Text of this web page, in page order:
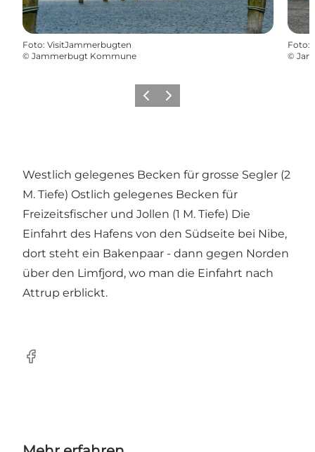
Foto: VisitJammerbugten
© Jammerbugt Kommune
Foto:
©
ZurückWeiter
Westlich gelegenes Becken für grosse Segler (2
M. Tiefe) Ostlich gelegenes Becken für
Freizeitsfischer und Jollen (1 M. Tiefe) Die
Einfahrt des Hafens von den Südseite bei Nibe,
dort steht ein Bakenpaar - dann gegen Norden
über den Limfjord, wo man die Einfahrt nach
Attrup erblickt.
Facebook